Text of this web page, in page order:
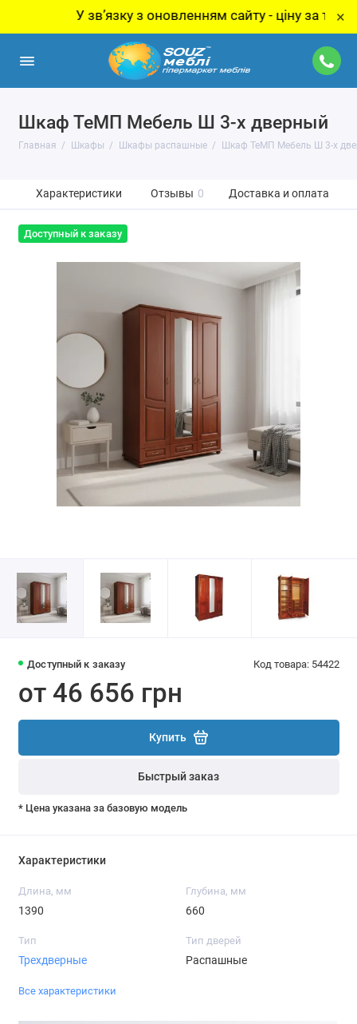
У звʼязку з оновленням сайту - ціну за товар ×
Шкаф ТеМП Мебель Ш 3-х дверный
Главная Шкафы Шкафы распашные Шкаф ТеМП Мебель Ш 3-х
Характеристики Отзывы 0 Доставка и оплата
Доступный к заказу
Доступный к заказу Код товара: 54422
от 46 656 грн
Купить
Быстрый заказ
* Цена указана за базовую модель
Характеристики
Длина, мм
1390
Глубина, мм
660
Тип
Трехдверные
Тип дверей
Распашные
Все характеристики